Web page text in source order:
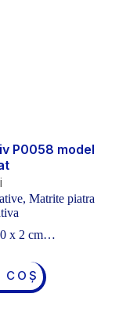
P0058 model
, Matrite piatra
x 2 cm…
COȘ